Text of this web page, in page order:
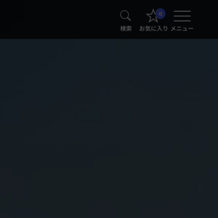
検索
0
お気に入り メニュー